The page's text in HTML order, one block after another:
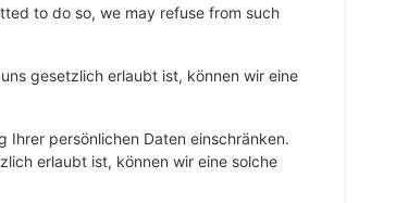
to do so, we may refuse from such
gesetzlich erlaubt ist, können wir eine
Ihrer persönlichen Daten einschränken.
erlaubt ist, können wir eine solche